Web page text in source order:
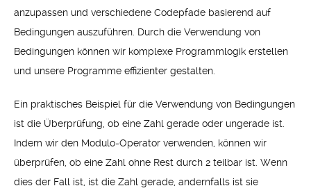
anzupassen und verschiedene Codepfade basierend auf
Bedingungen auszuführen. Durch die Verwendung von
Bedingungen können wir komplexe Programmlogik erstellen
und unsere Programme effizienter gestalten.
Ein praktisches Beispiel für die Verwendung von Bedingungen
ist die Überprüfung, ob eine Zahl gerade oder ungerade ist.
Indem wir den Modulo-Operator verwenden, können wir
überprüfen, ob eine Zahl ohne Rest durch 2 teilbar ist. Wenn
dies der Fall ist, ist die Zahl gerade, andernfalls ist sie